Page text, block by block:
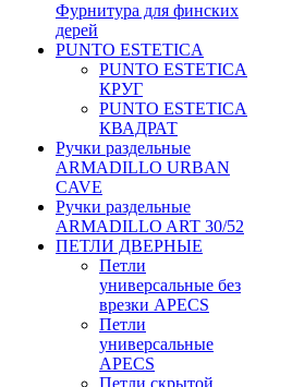
Фурнитура для финских
дерей
PUNTO ESTETICA
PUNTO ESTETICA
КРУГ
PUNTO ESTETICA
КВАДРАТ
Ручки раздельные
ARMADILLO URBAN
CAVE
Ручки раздельные
ARMADILLO ART 30/52
ПЕТЛИ ДВЕРНЫЕ
Петли
универсальные без
врезки APECS
Петли
универсальные
APECS
Петли скрытой